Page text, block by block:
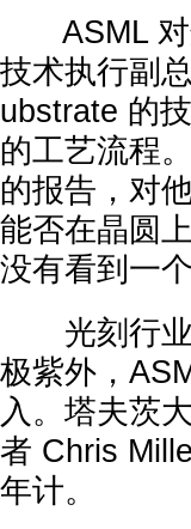
ASML 对
技术执行副
ubstrate 的
的工艺流程
的报告，对
能否在晶圆
没有看到一
光刻行业
极紫外，
入。塔夫茨
者 Chris
年计。